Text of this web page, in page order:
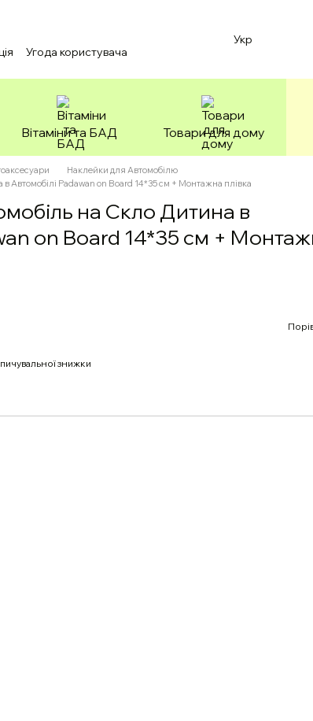
Угода користувача
Укр
Вітаміни та БАД Товари для дому
Наклейки для Автомобілю
Автомобілі Padawan on Board 14*35 см + Монтажна плівка
на Скло Дитина в
on Board 14*35 см +
знижки